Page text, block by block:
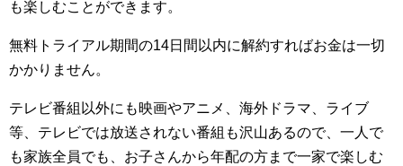
も楽しむことができます。
無料トライアル期間の14日間以内に解約すればお金は一切
かかりません。
テレビ番組以外にも映画やアニメ、海外ドラマ、ライブ
等、テレビでは放送されない番組も沢山あるので、一人で
も家族全員でも、お子さんから年配の方まで一家で楽しむ